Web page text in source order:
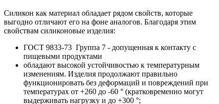
Силикон как материал обладает рядом свойств, которые
выгодно отличают его на фоне аналогов. Благодаря этим
свойствам силиконовые изделия:
ГОСТ 9833-73 Группа 7 - допущенная к контакту с
пищевыми продуктами
обладают высокой устойчивостью к температурным
изменениям. Изделия продолжают правильно
функционировать без деформаций и повреждений при
температурах от +260 до -60 ° (кратковременно могут
выдерживать нагрузку и до +300 °;